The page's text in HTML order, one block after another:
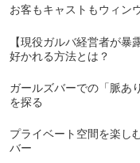
お客もキャストもウィン
【現役ガルバ経営者が
好かれる方法とは？
ガールズバーでの「脈あ
を探る
プライベート空間を楽し
バー